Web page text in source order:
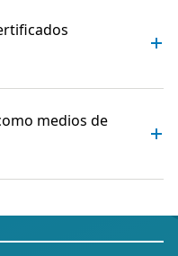
medios de